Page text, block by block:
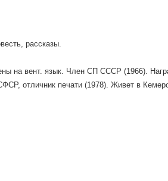
рассказы.
на вент. язык. Член СП СССР (1966).
отличник печати (1978). Живет в